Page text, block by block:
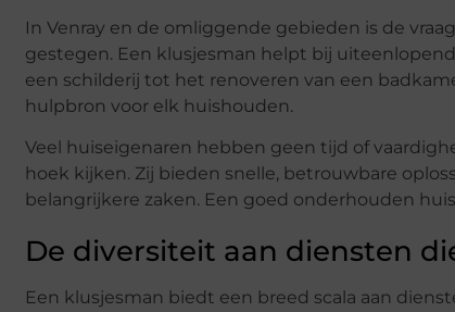
In Venray en de omliggende gebieden is de
gestegen. Een klusjesman helpt bij
een schilderij tot het renoveren van een
hulpbron voor elk huishouden.
Veel huiseigenaren hebben geen tijd of
hoek kijken. Zij bieden snelle, betrouwbare
belangrijkere zaken. Een goed onderhouden
De diversiteit aan diensten
Een klusjesman biedt een breed scala aan